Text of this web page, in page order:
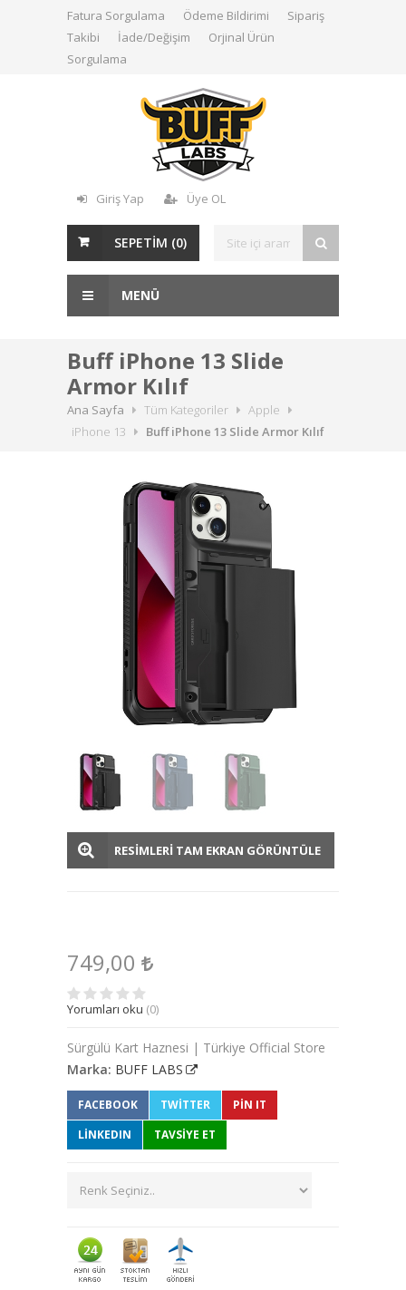
Fatura Sorgulama Ödeme Bildirimi
Sipariş
Takibi
İade/Değişim
Orjinal Ürün
Sorgulama
Giriş Yap Üye OL
SEPETİM (0)
MENÜ
Buff iPhone 13 Slide
Armor Kılıf
Ana Sayfa Tüm Kategoriler
Apple
iPhone 13
Buff iPhone 13 Slide Armor Kılıf
RESİMLERİ TAM EKRAN GÖRÜNTÜLE
749,00
Yorumları oku (0)
Sürgülü Kart Haznesi | Türkiye Official Store
Marka: BUFF LABS
FACEBOOK TWITTER
PIN IT
LINKEDIN
TAVSİYE ET